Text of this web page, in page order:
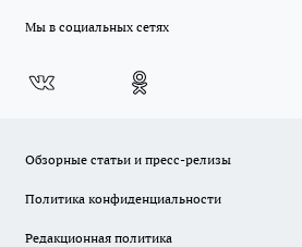
Мы в социальных сетях
Обзорные статьи и пресс-релизы
Политика конфиденциальности
Редакционная политика